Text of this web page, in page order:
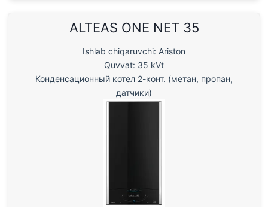
ALTEAS ONE NET 35
Ishlab chiqaruvchi: Ariston
Quvvat: 35 kVt
Конденсационный котел 2-конт. (метан, пропан,
датчики)